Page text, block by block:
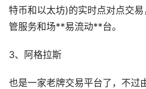
特币和以太坊)的实时点对点交
管服务和场**易流动**台。
3、阿格拉斯
也是一家老牌交易平台了，不过